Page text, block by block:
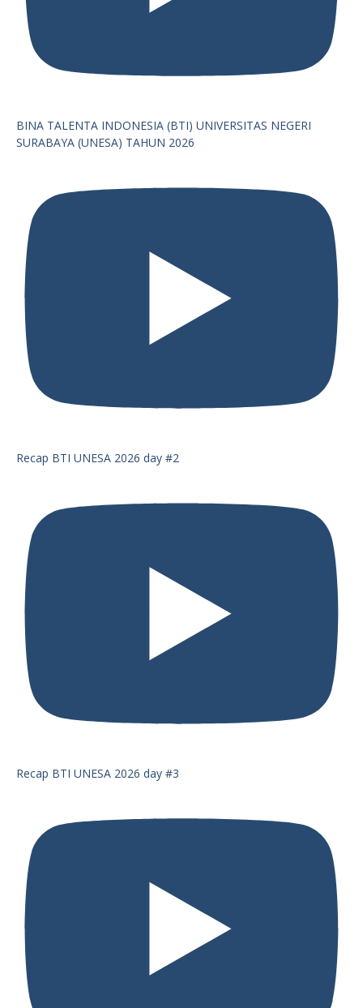
BINA TALENTA INDONESIA (BTI) UNIVERSITAS NEGERI
SURABAYA (UNESA) TAHUN 2026
Recap BTI UNESA 2026 day #2
Recap BTI UNESA 2026 day #3